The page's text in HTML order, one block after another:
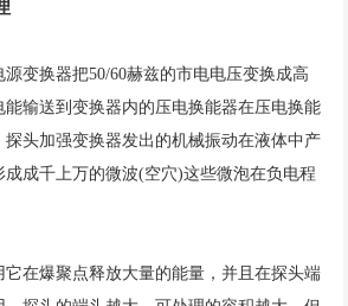
变换器把50/60赫兹的市电电压变换成高
输送到变换器内的压电换能器在压电换能
头加强变换器发出的机械振动在液体中产
成千上万的微波(空穴)这些微泡在负电程
在爆聚点释放大量的能量，并且在探头端